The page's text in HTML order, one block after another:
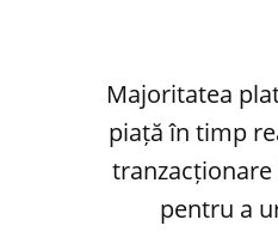
Majoritatea
piață în timp
pentru a